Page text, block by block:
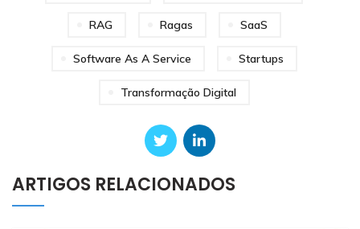
RAG Ragas SaaS
Software As A Service Startups
Transformação Digital
ARTIGOS RELACIONADOS